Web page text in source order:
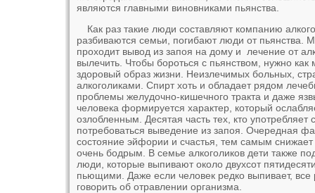
являются главными виновниками пьянства.
Как раз такие люди составляют компанию
разбиваются семьи, погибают люди от пьянства.
проходит вывод из запоя на дому и лечение от
вылечить. Чтобы бороться с пьянством, нужно
здоровый образ жизни. Неизлечимых больных,
алкоголиками. Спирт хоть и обладает рядом
проблемы желудочно-кишечного тракта и даже
человека формируется характер, который
озлобленным. Десятая часть тех, кто
потребоваться выведение из запоя. Очередная
состояние эйфории и счастья, тем самым снижает
очень бодрым. В семье алкоголиков дети также
люди, которые выпивают около двухсот
пьющими. Даже если человек редко выпивает,
говорить об отравлении организма.